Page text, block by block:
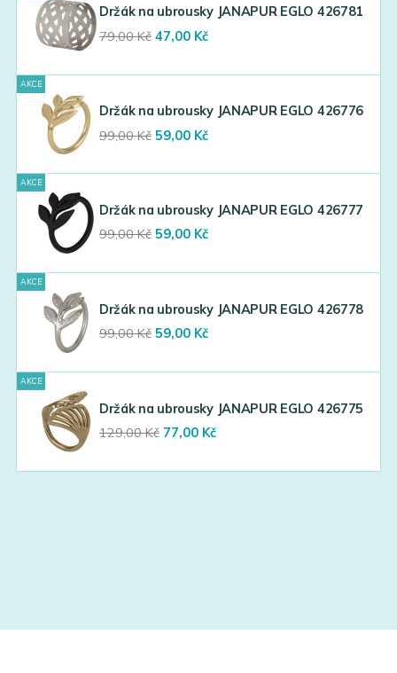
Držák na ubrousky JANAPUR EGLO 426781
79,00Kč Original
was:
47,00 KčCurrent
is:
AKCE
Držák na ubrousky JANAPUR EGLO 426776
99,00Kč Original
was:
59,00 KčCurrent
is:
AKCE
Držák na ubrousky JANAPUR EGLO 426777
99,00Kč Original
was:
59,00 KčCurrent
is:
AKCE
Držák na ubrousky JANAPUR EGLO 426778
99,00Kč Original
was:
59,00 KčCurrent
is:
AKCE
Držák na ubrousky JANAPUR EGLO 426775
129,00Kč Original
was:
77,00 KčCurrent
is: